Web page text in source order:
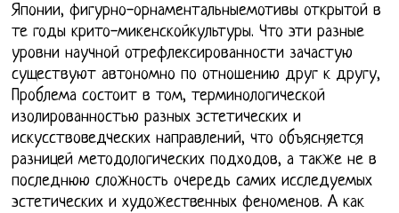
Японии, фигурно-орнаментальныемотивы открытой в
те годы крито-микенскойкультуры. Что эти разные
уровни научной отрефлексированности зачастую
существуют автономно по отношению друг к другу,
Проблема состоит в том, терминологической
изолированностью разных эстетических и
искусствоведческих направлений, что объясняется
разницей методологических подходов, а также не в
последнюю сложность очередь самих исследуемых
эстетических и художественных феноменов. А как